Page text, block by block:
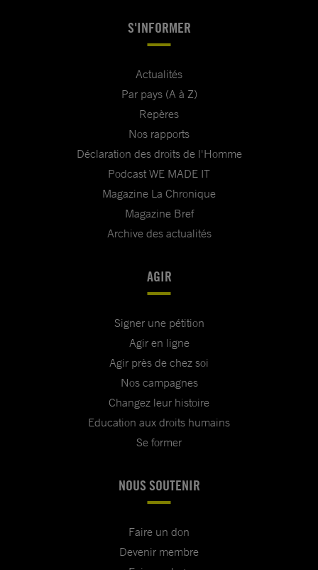
S'INFORMER
Actualités
Par pays (A à Z)
Repères
Nos rapports
Déclaration des droits de l'Homme
Podcast WE MADE IT
Magazine La Chronique
Magazine Bref
Archive des actualités
AGIR
Signer une pétition
Agir en ligne
Agir près de chez soi
Nos campagnes
Changez leur histoire
Education aux droits humains
Se former
NOUS SOUTENIR
Faire un don
Devenir membre